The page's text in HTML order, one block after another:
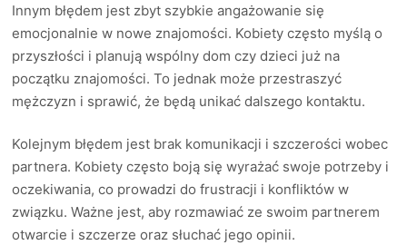
Innym błędem jest zbyt szybkie angażowanie się
emocjonalnie w nowe znajomości. Kobiety często myślą o
przyszłości i planują wspólny dom czy dzieci już na
początku znajomości. To jednak może przestraszyć
mężczyzn i sprawić, że będą unikać dalszego kontaktu.
Kolejnym błędem jest brak komunikacji i szczerości wobec
partnera. Kobiety często boją się wyrażać swoje potrzeby i
oczekiwania, co prowadzi do frustracji i konfliktów w
związku. Ważne jest, aby rozmawiać ze swoim partnerem
otwarcie i szczerze oraz słuchać jego opinii.